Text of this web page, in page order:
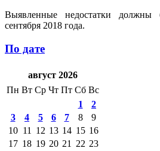
Выявленные недостатки должны
сентября 2018 года.
По дате
август 2026
Пн Вт Ср Чт Пт Сб Вс
1
2
3
4 5 6 7 8
9
10 11 12 13 14 15 16
17 18 19 20 21 22 23